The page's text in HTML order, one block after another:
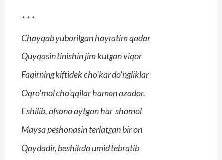
***
Chayqab yuborilgan hayratim qadar
Quyqasin tinishin jim kutgan viqor
Faqirning kiftidek cho'kar do'ngliklar
Oqro'mol cho'qqilar hamon azador.
Eshilib, afsona aytgan har shamol
Maysa peshonasin terlatgan bir on
Qaydadir, beshikda umid tebratib